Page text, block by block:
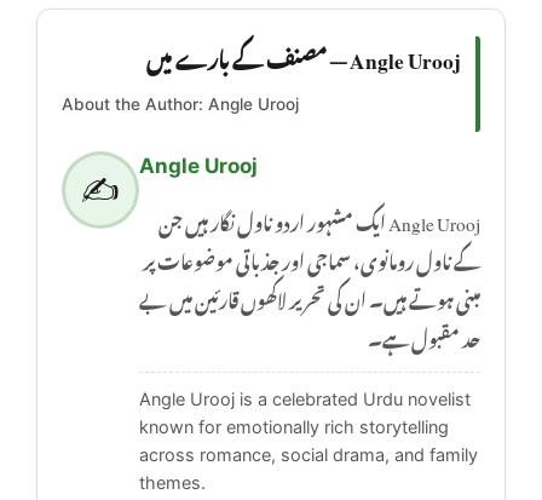
Angle Urooj — مصنف کے بارے میں
About the Author: Angle Urooj
✍️
Angle Urooj
Angle Urooj ایک مشہور اردو ناول نگار ہیں جن
کے ناول رومانوی، سماجی اور جذباتی موضوعات پر
مبنی ہوتے ہیں۔ ان کی تحریر لاکھوں قارئین میں بے
حد مقبول ہے۔
Angle Urooj is a celebrated Urdu novelist
known for emotionally rich storytelling
across romance, social drama, and family
themes.